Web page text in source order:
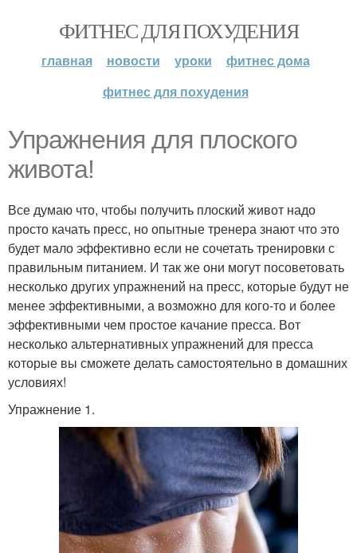
ФИТНЕС ДЛЯ ПОХУДЕНИЯ
главная новости уроки
фитнес дома
фитнес для похудения
Упражнения для плоского
живота!
Все думаю что, чтобы получить плоский живот надо
просто качать пресс, но опытные тренера знают что это
будет мало эффективно если не сочетать тренировки с
правильным питанием. И так же они могут посоветовать
несколько других упражнений на пресс, которые будут не
менее эффективными, а возможно для кого-то и более
эффективными чем простое качание пресса. Вот
несколько альтернативных упражнений для пресса
которые вы сможете делать самостоятельно в домашних
условиях!
Упражнение 1.